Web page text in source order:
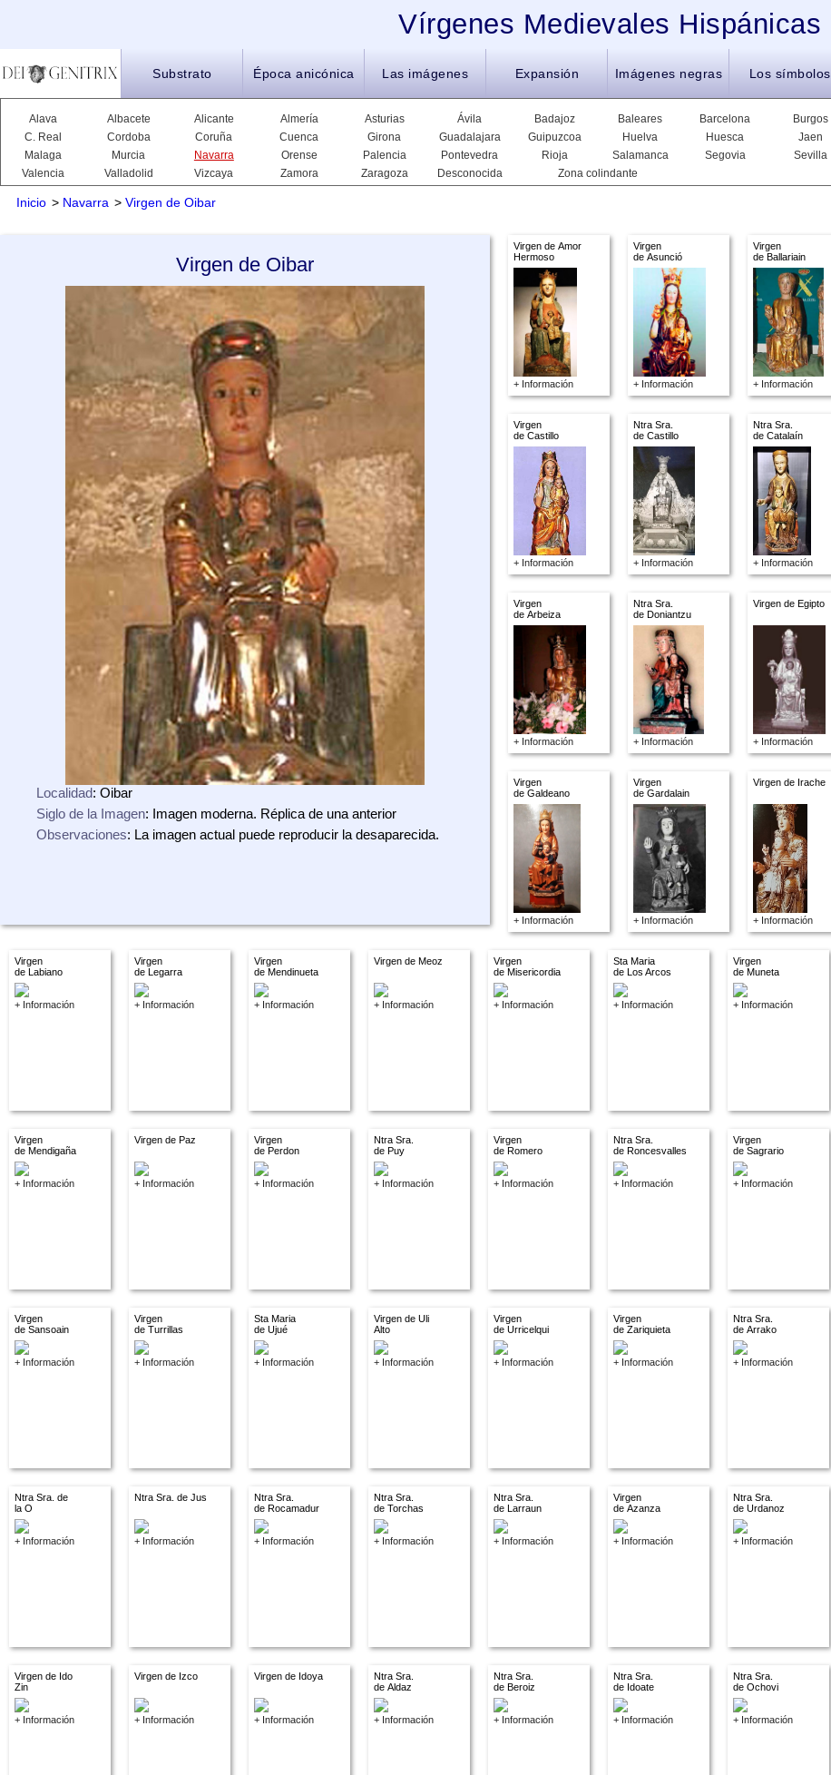
Vírgenes Medievales Hispánicas
Substrato Época anicónica Las imágenes Expansión Imágenes negras Los símbolos
Alava Albacete Alicante Almería Asturias Ávila Badajoz Baleares Barcelona Burgos
C. Real
Cordoba Coruña Cuenca Girona Guadalajara Guipuzcoa Huelva Huesca Jaen
Malaga
Murcia Navarra Orense Palencia Pontevedra Rioja Salamanca Segovia Sevilla
Valencia
Valladolid Vizcaya Zamora Zaragoza Desconocida Zona colindante
Inicio > Navarra > Virgen de Oibar
Virgen de Oibar
Localidad: Oibar
Siglo de la Imagen: Imagen moderna. Réplica de una anterior
Observaciones: La imagen actual puede reproducir la desaparecida.
Virgen de Amor
Hermoso
+ Información
Virgen
de Asunció
+ Información
Virgen
de Ballariain
+ Información
Virgen
de Castillo
+ Información
Ntra Sra.
de Castillo
+ Información
Ntra Sra.
de Catalaín
+ Información
Virgen
de Arbeiza
+ Información
Ntra Sra.
de Doniantzu
+ Información
Virgen de Egipto
+ Información
Virgen
de Galdeano
+ Información
Virgen
de Gardalain
+ Información
Virgen de Irache
+ Información
Virgen
de Labiano
+ Información
Virgen
de Legarra
+ Información
Virgen
de Mendinueta
+ Información
Virgen de Meoz
+ Información
Virgen
de Misericordia
+ Información
Sta Maria
de Los Arcos
+ Información
Virgen
de Muneta
+ Información
Virgen
de Mendigaña
+ Información
Virgen de Paz
+ Información
Virgen
de Perdon
+ Información
Ntra Sra.
de Puy
+ Información
Virgen
de Romero
+ Información
Ntra Sra.
de Roncesvalles
+ Información
Virgen
de Sagrario
+ Información
Virgen
de Sansoain
+ Información
Virgen
de Turrillas
+ Información
Sta Maria
de Ujué
+ Información
Virgen de Uli
Alto
+ Información
Virgen
de Urricelqui
+ Información
Virgen
de Zariquieta
+ Información
Ntra Sra.
de Arrako
+ Información
Ntra Sra. de
la O
+ Información
Ntra Sra. de Jus
+ Información
Ntra Sra.
de Rocamadur
+ Información
Ntra Sra.
de Torchas
+ Información
Ntra Sra.
de Larraun
+ Información
Virgen
de Azanza
+ Información
Ntra Sra.
de Urdanoz
+ Información
Virgen de Ido
Zin
+ Información
Virgen de Izco
+ Información
Virgen de Idoya
+ Información
Ntra Sra.
de Aldaz
+ Información
Ntra Sra.
de Beroiz
+ Información
Ntra Sra.
de Idoate
+ Información
Ntra Sra.
de Ochovi
+ Información